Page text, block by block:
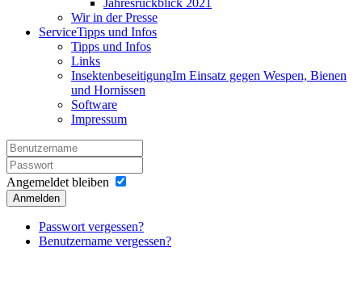
Jahresrückblick 2021
Wir in der Presse
ServiceTipps und Infos
Tipps und Infos
Links
InsektenbeseitigungIm Einsatz gegen Wespen, Bienen
und Hornissen
Software
Impressum
Angemeldet bleiben
Anmelden
Passwort vergessen?
Benutzername vergessen?